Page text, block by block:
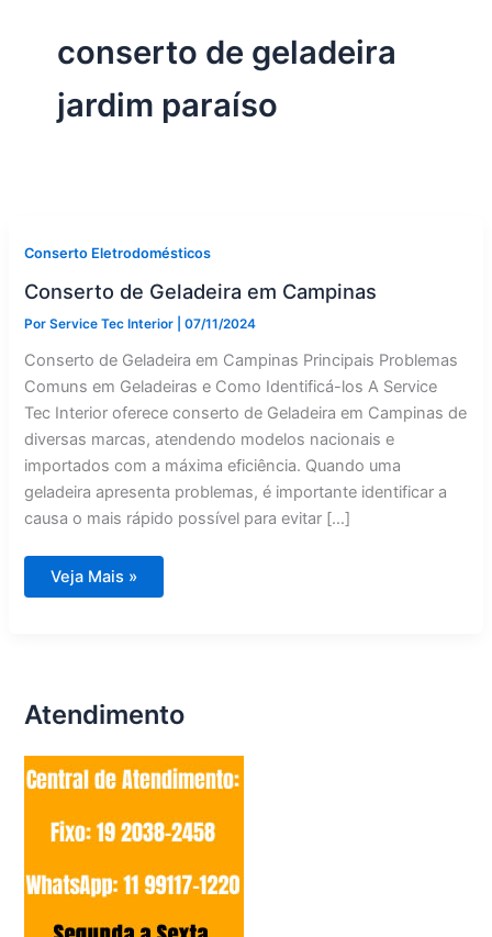
conserto de geladeira
jardim paraíso
Conserto Eletrodomésticos
Conserto de Geladeira em Campinas
PorService Tec Interior |07/11/2024
Conserto de Geladeira em Campinas Principais Problemas
Comuns em Geladeiras e Como Identificá-los A Service
Tec Interior oferece conserto de Geladeira em Campinas de
diversas marcas, atendendo modelos nacionais e
importados com a máxima eficiência. Quando uma
geladeira apresenta problemas, é importante identificar a
causa o mais rápido possível para evitar […]
Conserto
de
Veja Mais »
Atendimento